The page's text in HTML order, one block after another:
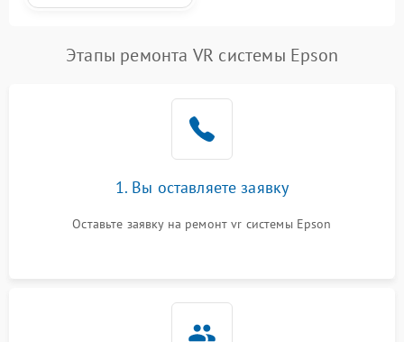
Этапы ремонта VR системы Epson
1. Вы оставляете заявку
Оставьте заявку на ремонт vr системы Epson